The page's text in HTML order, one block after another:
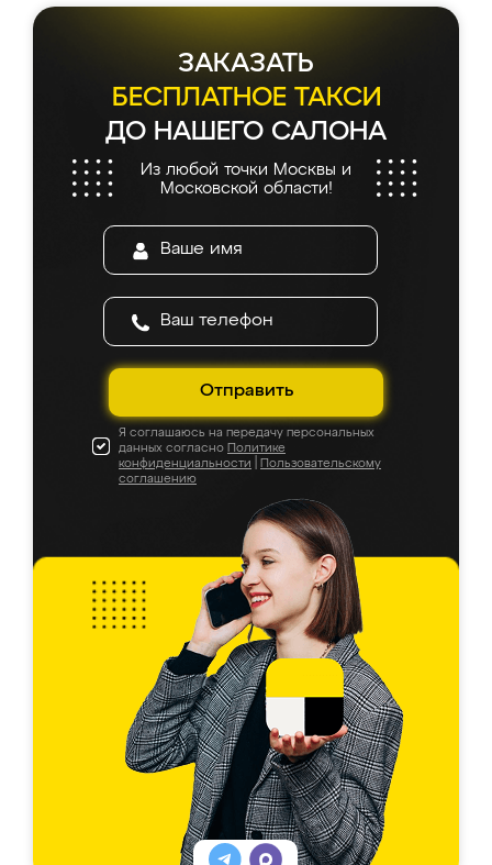
ЗАКАЗАТЬ
БЕСПЛАТНОЕ ТАКСИ
ДО НАШЕГО САЛОНА
Из любой точки Москвы и
Московской области!
Отправить
Я соглашаюсь на передачу персональных
данных согласно Политике
конфиденциальности
Пользовательскому
соглашению